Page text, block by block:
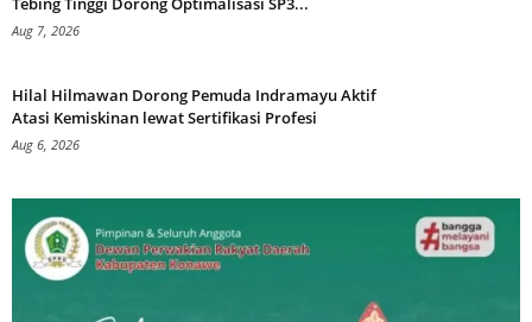
Aug 7, 2026
Hilal Hilmawan Dorong Pemuda Indramayu Aktif
Atasi Kemiskinan lewat Sertifikasi Profesi
Aug 6, 2026